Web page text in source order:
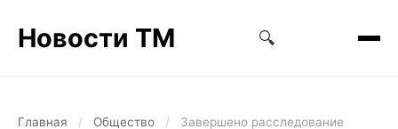
Новости ТМ 🔍
Главная / Общество /
Завершено расследование